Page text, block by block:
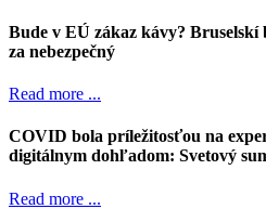
Bude v EÚ zákaz kávy?
za nebezpečný
Read more ...
COVID bola príležitosťou na
digitálnym dohľadom: Svetový
Read more ...